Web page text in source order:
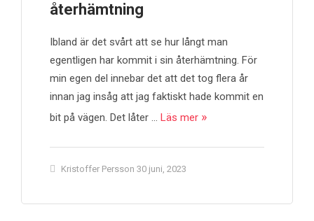
återhämtning
Ibland är det svårt att se hur långt man
egentligen har kommit i sin återhämtning. För
min egen del innebar det att det tog flera år
innan jag insåg att jag faktiskt hade kommit en
bit på vägen. Det låter … Läs mer
Kristoffer Persson 30 juni, 2023